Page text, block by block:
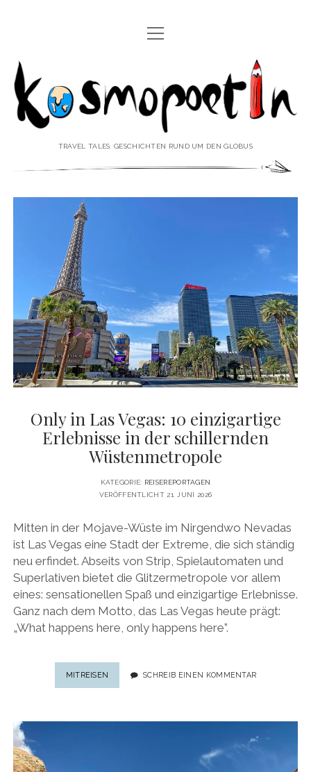
REISEREPORTAGEN
REISEPOESIE
REISEKOLUMNEN
IMPRESSUM
DATENSCHUTZERKLÄRUNG
♥ ÜBER DIE AUTORIN Menü
öffnen
VITA
PRESSE & MEDIEN
MEDIADATEN
twitterfacebook
pinterestyoutubeinstagram
Menü
öffnen
Kosmopoetin
TRAVEL TALES: GESCHICHTEN RUND UM DEN GLOBUS
Only in Las Vegas: 10 einzigartige
Erlebnisse in der schillernden
Wüstenmetropole
KATEGORIE: REISEREPORTAGEN
VERÖFFENTLICHT 21. JUNI 2026
Mitten in der Mojave-Wüste im Nirgendwo Nevadas
ist Las Vegas eine Stadt der Extreme, die sich ständig
neu erfindet. Abseits von Strip, Spielautomaten und
Superlativen bietet die Glitzermetropole vor allem
eines: sensationellen Spaß und einzigartige Erlebnisse.
Ganz nach dem Motto, das Las Vegas heute prägt:
„What happens here, only happens here”.
MITREISEN
IN
SCHREIB EINEN KOMMENTAR